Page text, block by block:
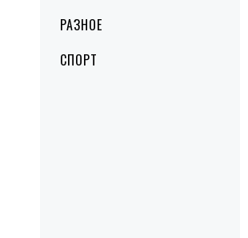
РАЗНОЕ
СПОРТ